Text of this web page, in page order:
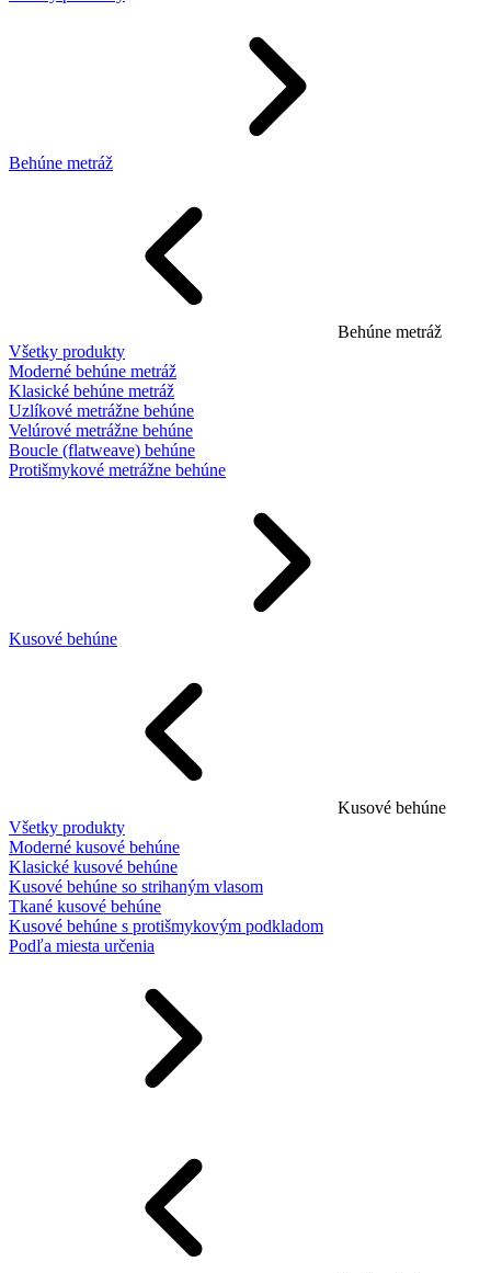
Behúne metráž
Behúne metráž
Všetky produkty
Moderné behúne metráž
Klasické behúne metráž
Uzlíkové metrážne behúne
Velúrové metrážne behúne
Boucle (flatweave) behúne
Protišmykové metrážne behúne
Kusové behúne
Kusové behúne
Všetky produkty
Moderné kusové behúne
Klasické kusové behúne
Kusové behúne so strihaným vlasom
Tkané kusové behúne
Kusové behúne s protišmykovým podkladom
Podľa miesta určenia